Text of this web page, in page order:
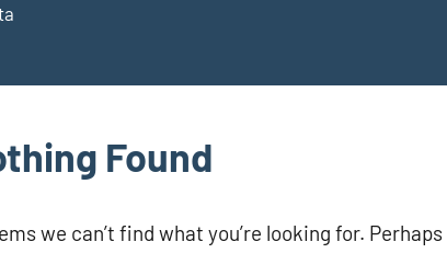
Found
we can’t find what you’re looking for.